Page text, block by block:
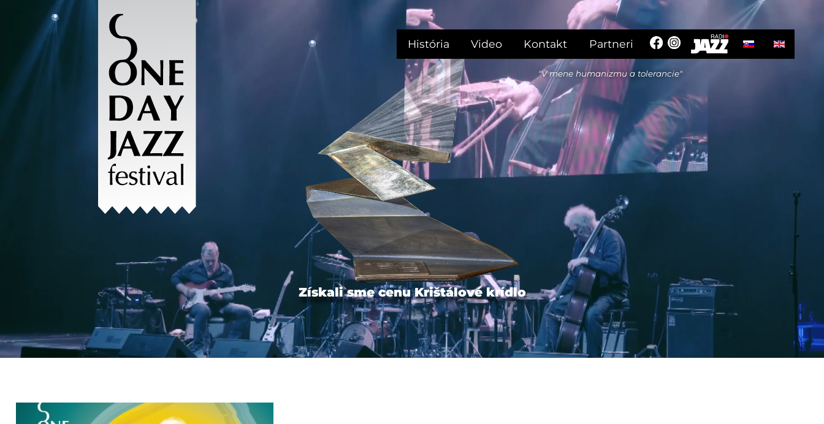
História Video Kontakt Partneri
"V mene humanizmu a tolerancie"
Vyberte váš jazyk
Získali sme cenu Krištálové krídlo